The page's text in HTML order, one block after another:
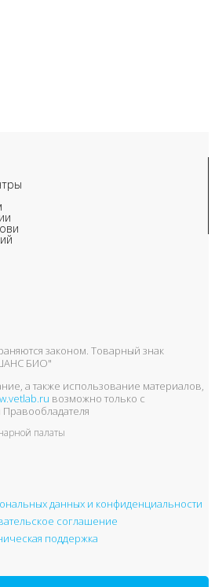
законом. Товарный знак
БИО"
а также использование материалов,
возможно только с
палаты
данных и конфиденциальности
соглашение
поддержка